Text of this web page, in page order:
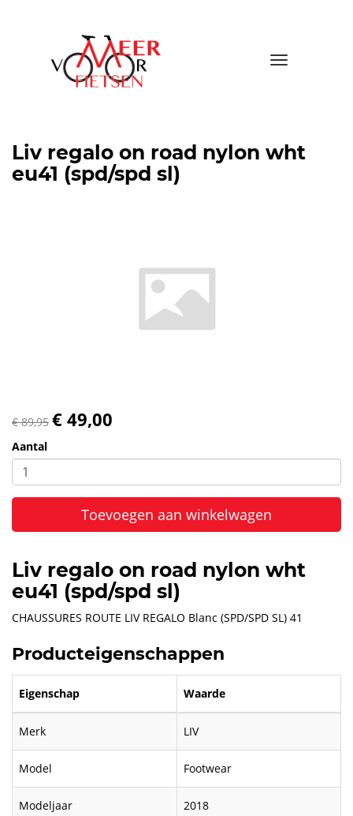
Toggle
Liv regalo on road nylon wht
eu41 (spd/spd sl)
€ 89,95 € 49,00
Aantal
Toevoegen aan winkelwagen
Liv regalo on road nylon wht
eu41 (spd/spd sl)
CHAUSSURES ROUTE LIV REGALO Blanc (SPD/SPD SL) 41
Producteigenschappen
Eigenschap Waarde
Merk LIV
Model Footwear
Modeljaar 2018